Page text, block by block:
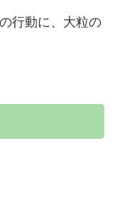
行動に、大粒の